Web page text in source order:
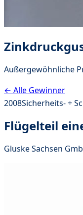
Außergewöhnliche
← Alle Gewinner
2008Sicherheits- +
Flügelteil
Gluske Sachsen